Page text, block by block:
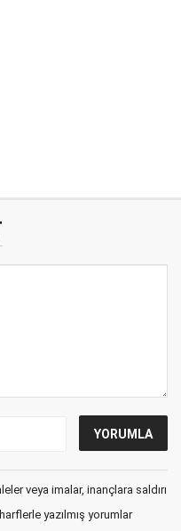
veya imalar, inançlara saldırı
yazılmış yorumlar